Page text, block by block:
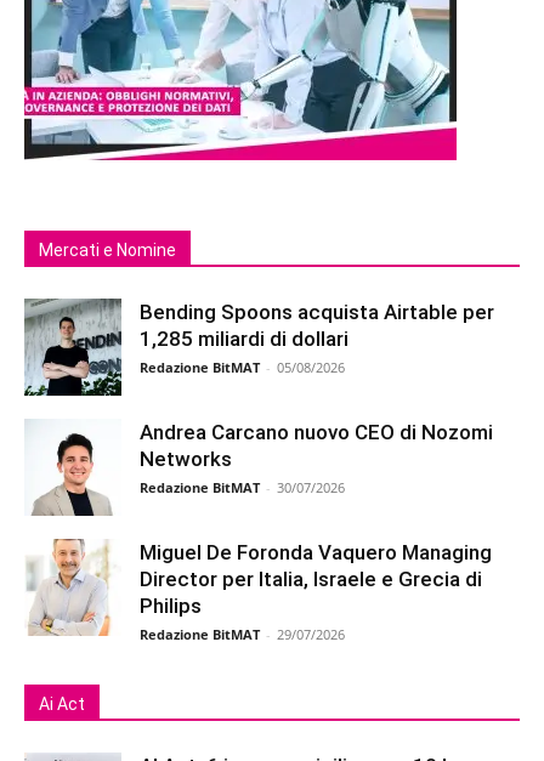
Mercati e Nomine
Bending Spoons acquista Airtable per
1,285 miliardi di dollari
Redazione BitMAT - 05/08/2026
Andrea Carcano nuovo CEO di Nozomi
Networks
Redazione BitMAT - 30/07/2026
Miguel De Foronda Vaquero Managing
Director per Italia, Israele e Grecia di
Philips
Redazione BitMAT - 29/07/2026
Ai Act